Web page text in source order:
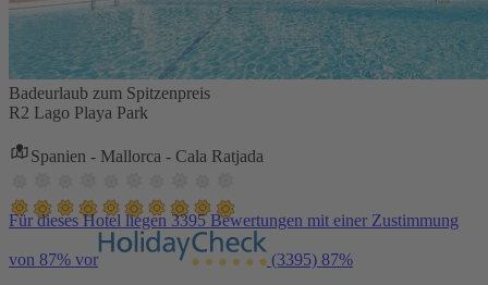
Badeurlaub zum Spitzenpreis
R2 Lago Playa Park
Spanien - Mallorca - Cala Ratjada
Für dieses Hotel liegen 3395 Bewertungen mit einer Zustimmung
von 87% vor (3395) 87%